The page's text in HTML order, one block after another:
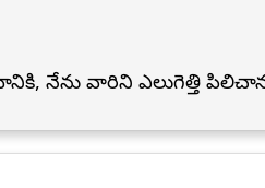
నేను వారిని ఎలుగెత్తి